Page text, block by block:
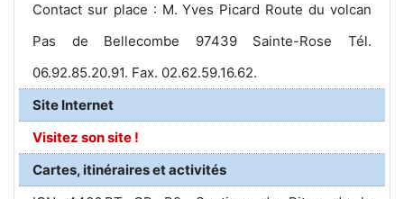
Contact sur place : M. Yves Picard Route du volcan
Pas de Bellecombe 97439 Sainte-Rose Tél.
06.92.85.20.91. Fax. 02.62.59.16.62.
Site Internet
Visitez son site !
Cartes, itinéraires et activités